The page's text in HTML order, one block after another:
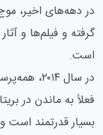
در دهه‌های اخیر،
گرفته و فیلم‌ها و
است.
در سال
فعلاً به ماندن در
بسیار قدرتمند است و